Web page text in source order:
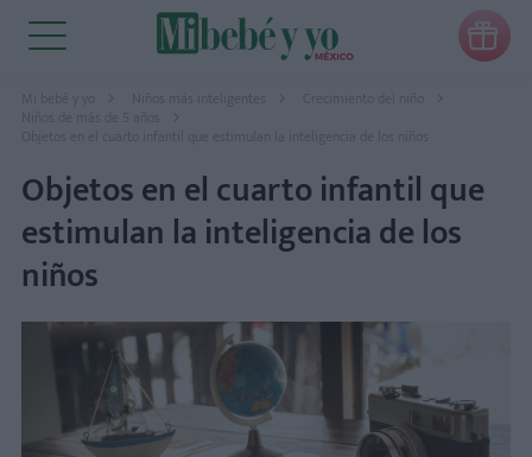

Mi bebé y yo Niños más inteligentes
Crecimiento del niño
Objetos en el cuarto infantil que estimulan la inteligencia de los niños
Objetos en el cuarto infantil que
estimulan la inteligencia de los
niños